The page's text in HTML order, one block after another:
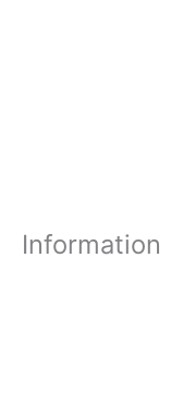
Information